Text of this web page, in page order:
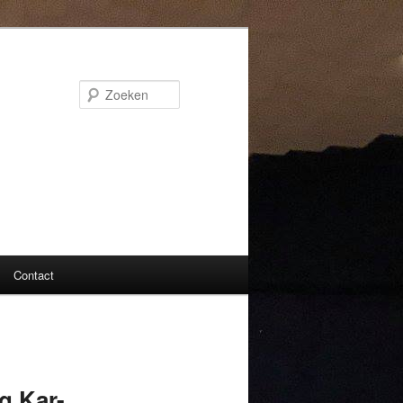
Contact